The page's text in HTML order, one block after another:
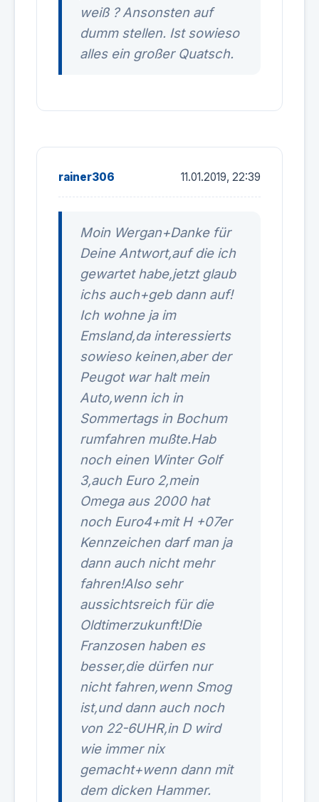
weiß ? Ansonsten auf
dumm stellen. Ist sowieso
alles ein großer Quatsch.
rainer306 11.01.2019, 22:39
Moin Wergan+Danke für
Deine Antwort,auf die ich
gewartet habe,jetzt glaub
ichs auch+geb dann auf!
Ich wohne ja im
Emsland,da interessierts
sowieso keinen,aber der
Peugot war halt mein
Auto,wenn ich in
Sommertags in Bochum
rumfahren mußte.Hab
noch einen Winter Golf
3,auch Euro 2,mein
Omega aus 2000 hat
noch Euro4+mit H +07er
Kennzeichen darf man ja
dann auch nicht mehr
fahren!Also sehr
aussichtsreich für die
Oldtimerzukunft!Die
Franzosen haben es
besser,die dürfen nur
nicht fahren,wenn Smog
ist,und dann auch noch
von 22-6UHR,in D wird
wie immer nix
gemacht+wenn dann mit
dem dicken Hammer.